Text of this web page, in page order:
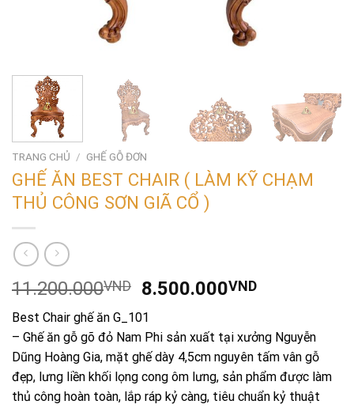
TRANG CHỦ / GHẾ GỖ ĐƠN
GHẾ ĂN BEST CHAIR ( LÀM KỸ CHẠM
THỦ CÔNG SƠN GIÃ CỔ )
11.200.000VND
Giá
gốc
là:
11.200.000VND.
8.500.000VNDGiá
là:
Best Chair ghế ăn G_101
– Ghế ăn gỗ gõ đỏ Nam Phi sản xuất tại xưởng Nguyễn
Dũng Hoàng Gia, mặt ghế dày 4,5cm nguyên tấm vân gỗ
đẹp, lưng liền khối lọng cong ôm lưng, sản phẩm được làm
thủ công hoàn toàn, lắp ráp kỷ càng, tiêu chuẩn kỷ thuật